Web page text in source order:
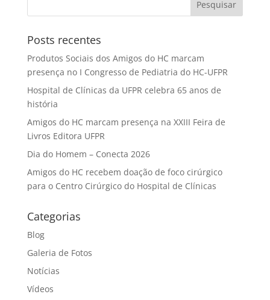
Posts recentes
Produtos Sociais dos Amigos do HC marcam
presença no I Congresso de Pediatria do HC-UFPR
Hospital de Clínicas da UFPR celebra 65 anos de
história
Amigos do HC marcam presença na XXIII Feira de
Livros Editora UFPR
Dia do Homem – Conecta 2026
Amigos do HC recebem doação de foco cirúrgico
para o Centro Cirúrgico do Hospital de Clínicas
Categorias
Blog
Galeria de Fotos
Notícias
Vídeos